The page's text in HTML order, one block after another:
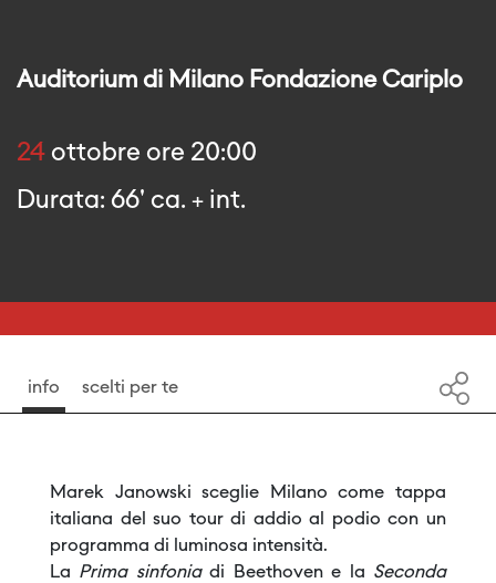
Auditorium di Milano Fondazione Cariplo
24 ottobre ore 20:00
Durata: 66' ca. + int.
info scelti per te
Marek Janowski sceglie Milano come tappa
italiana del suo tour di addio al podio con un
programma di luminosa intensità.
La Prima sinfoniadi Beethoven e la Seconda